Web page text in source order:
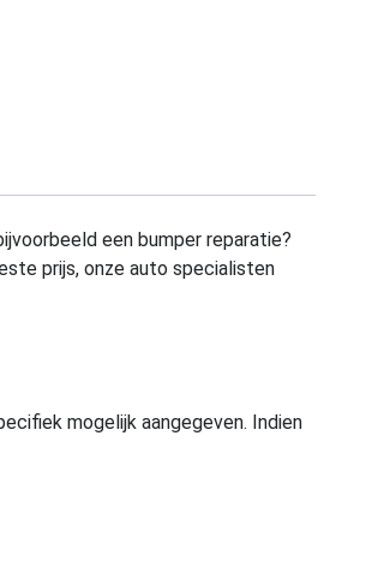
een bumper reparatie?
prijs, onze auto specialisten
mogelijk aangegeven. Indien